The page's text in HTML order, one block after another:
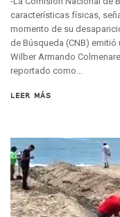
SEP
SAT
Ra
características físicas,
momento de su
de Búsqueda (CNB)
Wilber Armando
reportado como...
LEER MÁS